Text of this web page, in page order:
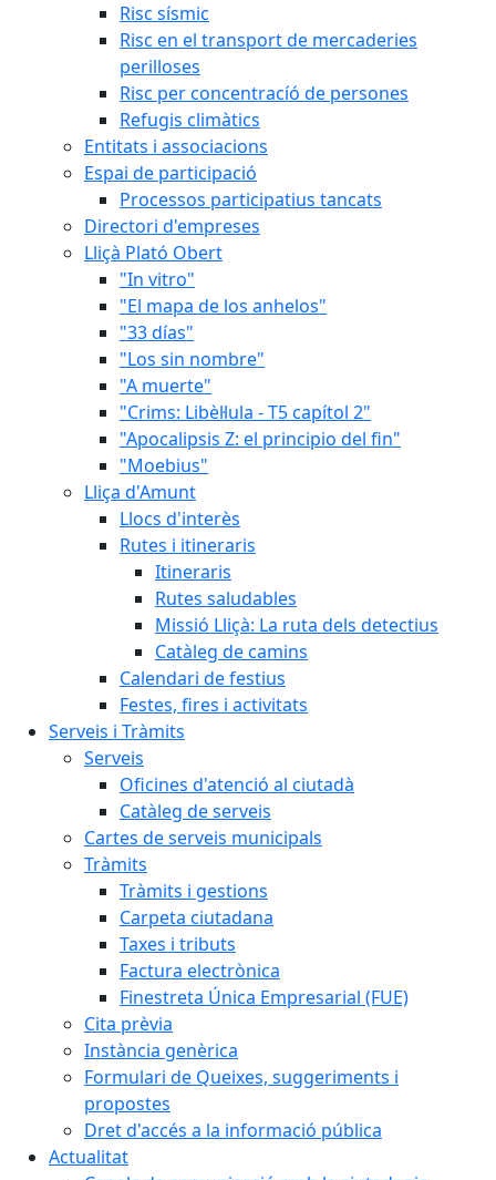
Risc sísmic
Risc en el transport de mercaderies
perilloses
Risc per concentracíó de persones
Refugis climàtics
Entitats i associacions
Espai de participació
Processos participatius tancats
Directori d'empreses
Lliçà Plató Obert
"In vitro"
"El mapa de los anhelos"
"33 días"
"Los sin nombre"
"A muerte"
"Crims: Libèl·lula - T5 capítol 2"
"Apocalipsis Z: el principio del fin"
"Moebius"
Lliça d'Amunt
Llocs d'interès
Rutes i itineraris
Itineraris
Rutes saludables
Missió Lliçà: La ruta dels detectius
Catàleg de camins
Calendari de festius
Festes, fires i activitats
Serveis i Tràmits
Serveis
Oficines d'atenció al ciutadà
Catàleg de serveis
Cartes de serveis municipals
Tràmits
Tràmits i gestions
Carpeta ciutadana
Taxes i tributs
Factura electrònica
Finestreta Única Empresarial (FUE)
Cita prèvia
Instància genèrica
Formulari de Queixes, suggeriments i
propostes
Dret d'accés a la informació pública
Actualitat